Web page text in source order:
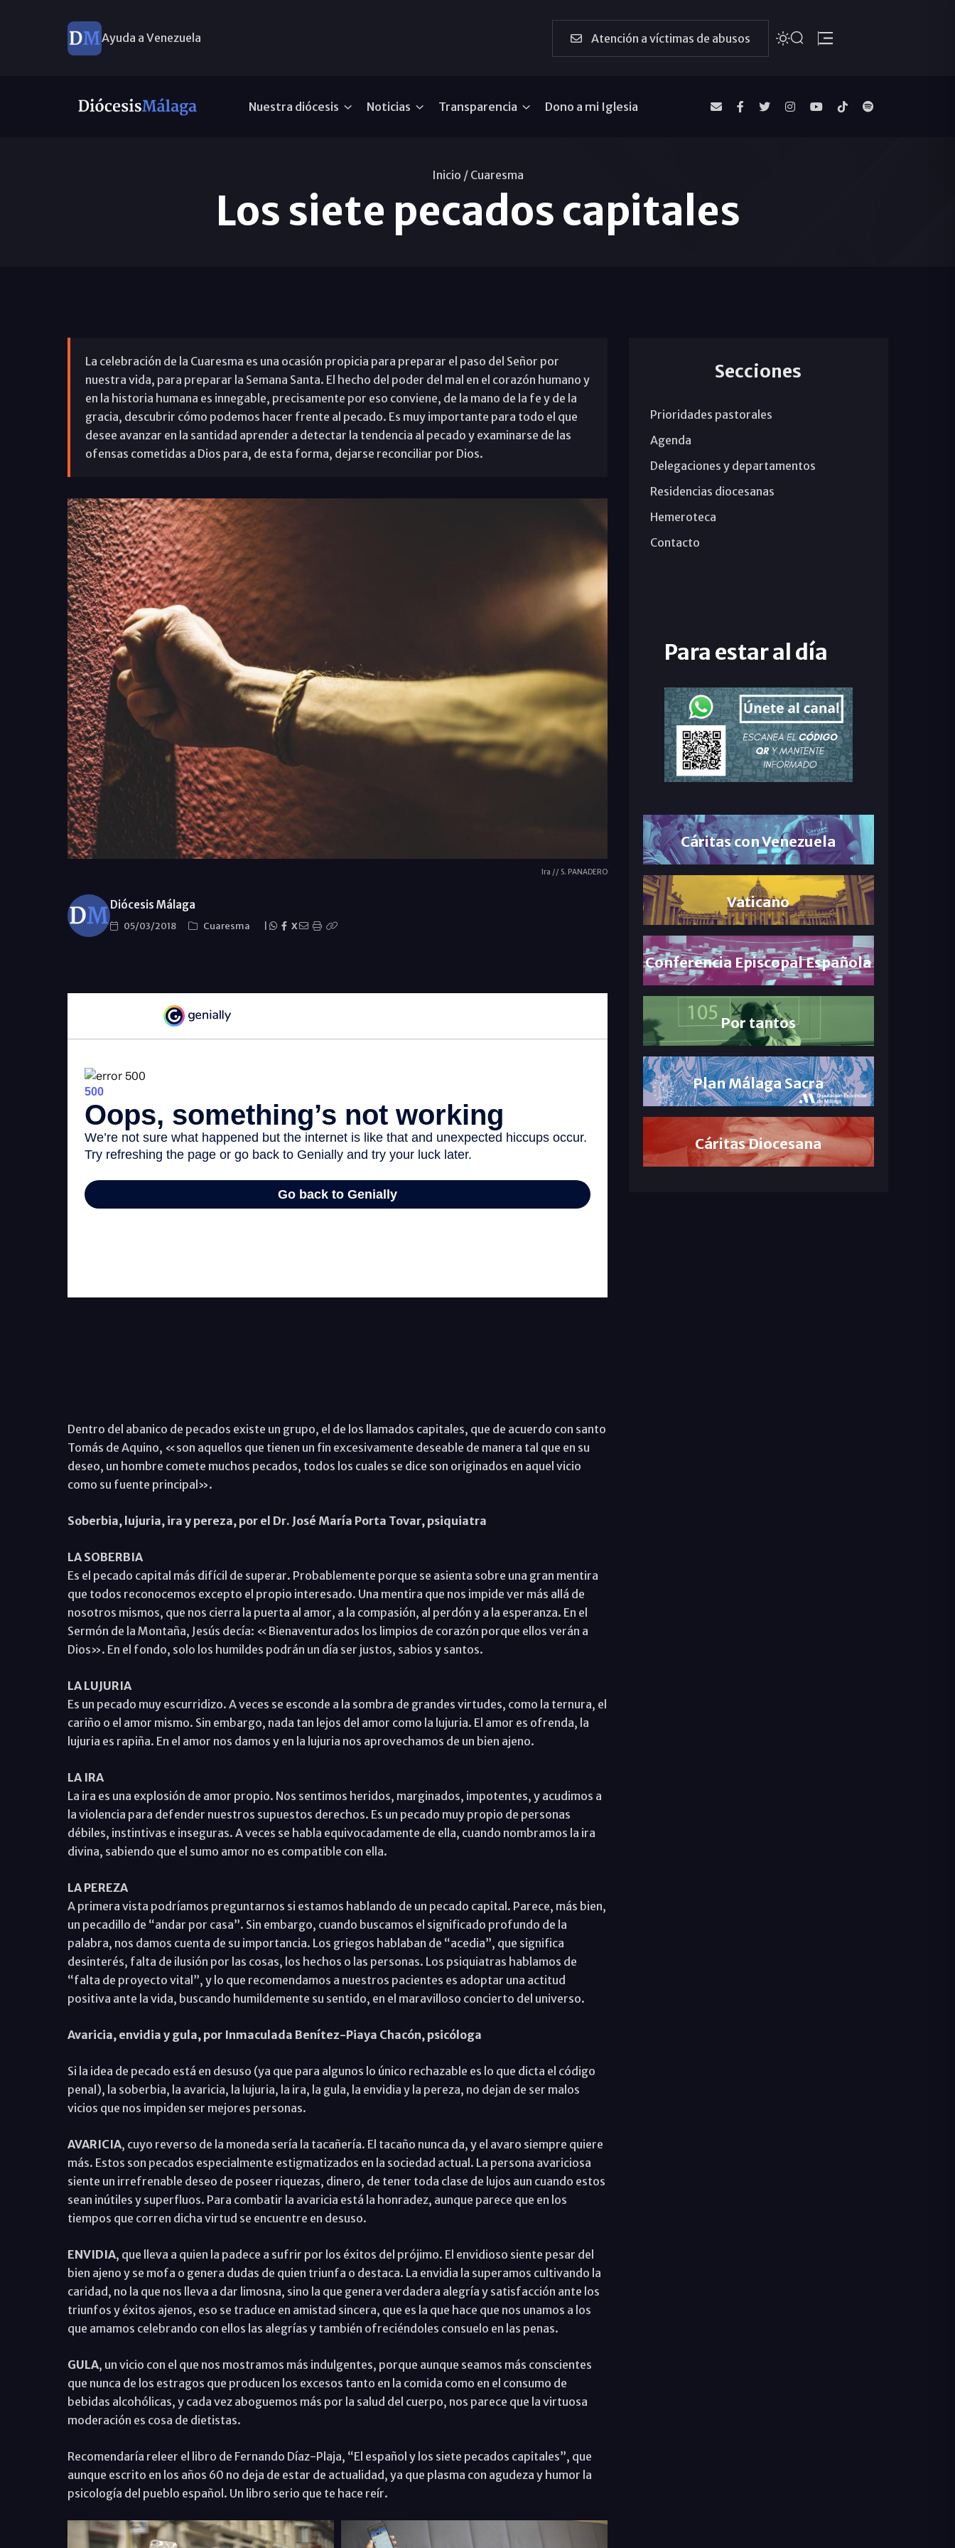
Ayuda a Venezuela Atención a víctimas de abusos
Nuestra diócesis Noticias Transparencia Dono a mi Iglesia
Inicio / Cuaresma
Los siete pecados capitales
La celebración de la Cuaresma es una ocasión propicia para preparar el paso del Señor por
nuestra vida, para preparar la Semana Santa. El hecho del poder del mal en el corazón humano y
en la historia humana es innegable, precisamente por eso conviene, de la mano de la fe y de la
gracia, descubrir cómo podemos hacer frente al pecado. Es muy importante para todo el que
desee avanzar en la santidad aprender a detectar la tendencia al pecado y examinarse de las
ofensas cometidas a Dios para, de esta forma, dejarse reconciliar por Dios.
Ira // S. PANADERO
Diócesis Málaga
05/03/2018 Cuaresma X
Dentro del abanico de pecados existe un grupo, el de los llamados capitales, que de acuerdo con santo
Tomás de Aquino, «son aquellos que tienen un fin excesivamente deseable de manera tal que en su
deseo, un hombre comete muchos pecados, todos los cuales se dice son originados en aquel vicio
como su fuente principal».
Soberbia, lujuria, ira y pereza, por el Dr. José María Porta Tovar, psiquiatra
LA SOBERBIA
Es el pecado capital más difícil de superar. Probablemente porque se asienta sobre una gran mentira
que todos reconocemos excepto el propio interesado. Una mentira que nos impide ver más allá de
nosotros mismos, que nos cierra la puerta al amor, a la compasión, al perdón y a la esperanza. En el
Sermón de la Montaña, Jesús decía: «Bienaventurados los limpios de corazón porque ellos verán a
Dios». En el fondo, solo los humildes podrán un día ser justos, sabios y santos.
LA LUJURIA
Es un pecado muy escurridizo. A veces se esconde a la sombra de grandes virtudes, como la ternura, el
cariño o el amor mismo. Sin embargo, nada tan lejos del amor como la lujuria. El amor es ofrenda, la
lujuria es rapiña. En el amor nos damos y en la lujuria nos aprovechamos de un bien ajeno.
LA IRA
La ira es una explosión de amor propio. Nos sentimos heridos, marginados, impotentes, y acudimos a
la violencia para defender nuestros supuestos derechos. Es un pecado muy propio de personas
débiles, instintivas e inseguras. A veces se habla equivocadamente de ella, cuando nombramos la ira
divina, sabiendo que el sumo amor no es compatible con ella.
LA PEREZA
A primera vista podríamos preguntarnos si estamos hablando de un pecado capital. Parece, más bien,
un pecadillo de “andar por casa”. Sin embargo, cuando buscamos el significado profundo de la
palabra, nos damos cuenta de su importancia. Los griegos hablaban de “acedia”, que significa
desinterés, falta de ilusión por las cosas, los hechos o las personas. Los psiquiatras hablamos de
“falta de proyecto vital”, y lo que recomendamos a nuestros pacientes es adoptar una actitud
positiva ante la vida, buscando humildemente su sentido, en el maravilloso concierto del universo.
Avaricia, envidia y gula, por Inmaculada Benítez-Piaya Chacón, psicóloga
Si la idea de pecado está en desuso (ya que para algunos lo único rechazable es lo que dicta el código
penal), la soberbia, la avaricia, la lujuria, la ira, la gula, la envidia y la pereza, no dejan de ser malos
vicios que nos impiden ser mejores personas.
AVARICIA, cuyo reverso de la moneda sería la tacañería. El tacaño nunca da, y el avaro siempre quiere
más. Estos son pecados especialmente estigmatizados en la sociedad actual. La persona avariciosa
siente un irrefrenable deseo de poseer riquezas, dinero, de tener toda clase de lujos aun cuando estos
sean inútiles y superfluos. Para combatir la avaricia está la honradez, aunque parece que en los
tiempos que corren dicha virtud se encuentre en desuso.
ENVIDIA, que lleva a quien la padece a sufrir por los éxitos del prójimo. El envidioso siente pesar del
bien ajeno y se mofa o genera dudas de quien triunfa o destaca. La envidia la superamos cultivando la
caridad, no la que nos lleva a dar limosna, sino la que genera verdadera alegría y satisfacción ante los
triunfos y éxitos ajenos, eso se traduce en amistad sincera, que es la que hace que nos unamos a los
que amamos celebrando con ellos las alegrías y también ofreciéndoles consuelo en las penas.
GULA, un vicio con el que nos mostramos más indulgentes, porque aunque seamos más conscientes
que nunca de los estragos que producen los excesos tanto en la comida como en el consumo de
bebidas alcohólicas, y cada vez aboguemos más por la salud del cuerpo, nos parece que la virtuosa
moderación es cosa de dietistas.
Recomendaría releer el libro de Fernando Díaz-Plaja, “El español y los siete pecados capitales”, que
aunque escrito en los años 60 no deja de estar de actualidad, ya que plasma con agudeza y humor la
psicología del pueblo español. Un libro serio que te hace reír.
Secciones
Prioridades pastorales
Agenda
Delegaciones y departamentos
Residencias diocesanas
Hemeroteca
Contacto
Para estar al día
Cáritas con Venezuela
Vaticano
Conferencia Episcopal Española
Por tantos
Plan Málaga Sacra
Cáritas Diocesana